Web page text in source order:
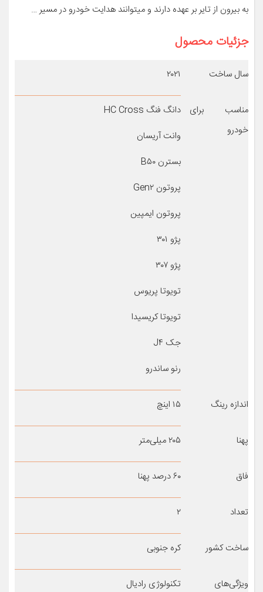
به بیرون از تایر بر عهده دارند و میتوانند هدایت خودرو در مسیر …
جزئیات محصول
سال ساخت ۲۰۲۱
مناسب برای
خودرو
دانگ فنگ HC Cross
وانت آریسان
بسترن B۵۰
پروتون Gen۲
پروتون ایمپین
پژو ۳۰۱
پژو ۳۰۷
تویوتا پریوس
تویوتا کریسیدا
جک J۴
رنو ساندرو
اندازه رینگ ۱۵ اینچ
پهنا ۲۰۵ میلی‌متر
فاق ۶۰ درصد پهنا
تعداد ۲
ساخت کشور کره جنوبی
ویژگی‌های
تکنولوژی رادیال